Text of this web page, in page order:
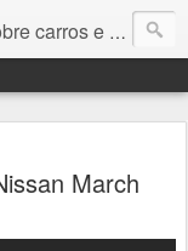
e motores
March